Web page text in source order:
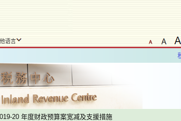
语言
20 年度财政预算案宽减及支援措施